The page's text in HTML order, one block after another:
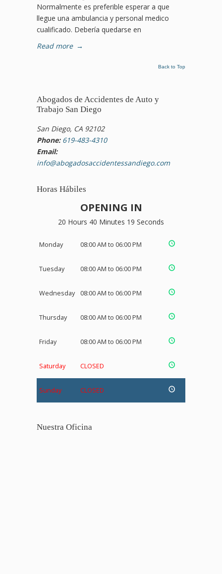
Normalmente es preferible esperar a que
llegue una ambulancia y personal medico
cualificado. Debería quedarse en
Read more →
Back to Top
Abogados de Accidentes de Auto y
Trabajo San Diego
San Diego, CA 92102
Phone: 619-483-4310
Email:
info@abogadosaccidentessandiego.com
Horas Hábiles
OPENING IN
20 Hours 40 Minutes 18 Seconds
Monday 08:00 AM to 06:00 PM
Tuesday 08:00 AM to 06:00 PM
Wednesday 08:00 AM to 06:00 PM
Thursday 08:00 AM to 06:00 PM
Friday 08:00 AM to 06:00 PM
Saturday CLOSED
Sunday CLOSED
Nuestra Oficina